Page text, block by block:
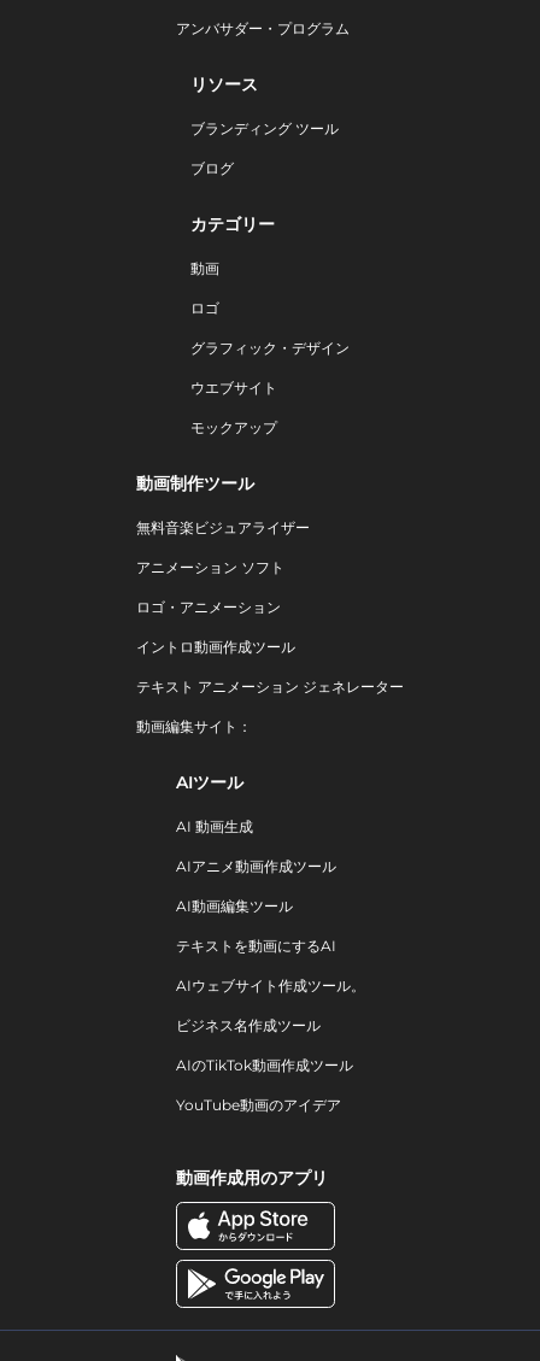
アンバサダー・プログラム
リソース
ブランディング ツール
ブログ
カテゴリー
動画
ロゴ
グラフィック・デザイン
ウエブサイト
モックアップ
動画制作ツール
無料音楽ビジュアライザー
アニメーション ソフト
ロゴ・アニメーション
イントロ動画作成ツール
テキスト アニメーション ジェネレーター
動画編集サイト：
AIツール
AI 動画生成
AIアニメ動画作成ツール
AI動画編集ツール
テキストを動画にするAI
AIウェブサイト作成ツール。
ビジネス名作成ツール
AIのTikTok動画作成ツール
YouTube動画のアイデア
動画作成用のアプリ